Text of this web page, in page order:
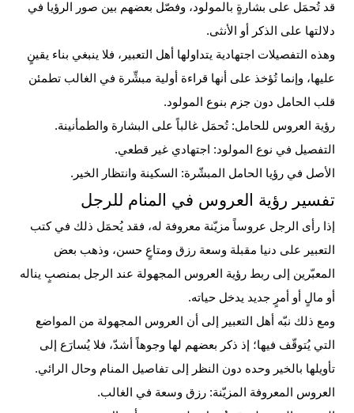
قد تُحمَل على بشارةٍ بالمولود، وفصّل بعضهم بين صور الرؤيا في
دلالتها على الذكر أو الأنثى.
وهذه التفصيلات اجتهادية يتداولها أهل التعبير، فلا ينبغي بناء يقينٍ
عليها، وإنما تُؤخذ على أنها قراءة أولية مبشِّرة في الغالب تطمئن
قلب الحامل دون جزم بنوع المولود.
رؤية العروس للحامل: تُحمَل غالباً على البشارة والطمأنينة.
التفصيل في نوع المولود: اجتهادي غير قطعي.
الأصل في رؤيا الحامل المبشّرة: السكينة وانتظار الخير.
تفسير رؤية العروس في المنام للرجل
إذا رأى الرجل عروساً مزيّنة معروفة له، فقد يُحمَل ذلك في كتب
التعبير على دنيا مقبلة وسعة رزق ومتاعٍ حسن، وذهب بعض
المعبّرين إلى ربط رؤية العروس المجهولة عند الرجل بمنصبٍ يناله
أو مالٍ أو أمرٍ جديد يدخل حياته.
ومع ذلك نبّه أهل التعبير إلى أن العروس المجهولة من المواضع
التي يُتوقّف فيها؛ إذ ذكر بعضهم لها وجوهاً أشدّ، فلا يُسارَع إلى
تأويلها بالخير وحده دون النظر إلى تفاصيل المنام وحال الرائي.
العروس المعروفة المزيّنة: رزق وسعة في الغالب.